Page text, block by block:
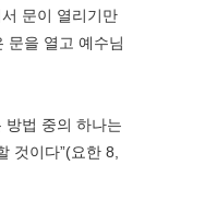
문이 열리기만
문을 열고 예수님
방법 중의 하나는
것이다”(요한 8,